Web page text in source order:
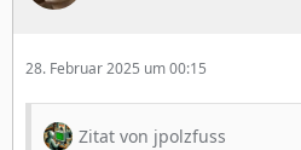
28. Februar 2025 um 00:15
Zitat von jpolzfuss